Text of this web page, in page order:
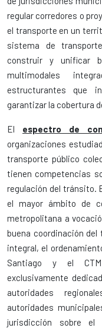
regular corredores o
el transporte en un
sistema de
construir y unificar
multimodales
estructurantes que
garantizar la cobertura
El espectro de
organizaciones
transporte público
tienen competencias
regulación del tránsito.
el mayor ámbito de
metropolitana a
buena coordinación
integral, el
Santiago y el
exclusivamente
autoridades
autoridades
jurisdicción sobre